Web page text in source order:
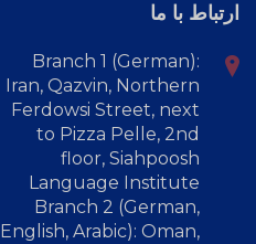
ارتباط با ما
Branch 1 (German):
Iran, Qazvin, Northern
Ferdowsi Street, next
to Pizza Pelle, 2nd
floor, Siahpoosh
Language Institute
Branch 2 (German,
English, Arabic): Oman,